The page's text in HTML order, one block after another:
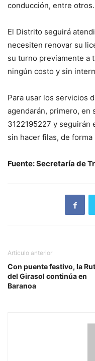
conducción, entre otros.
El Distrito seguirá
necesiten renovar su
su turno previamente a
ningún costo y sin
Para usar los servicios
agendarán, primero, en
3122195227 y seguirán
sin hacer filas, de forma
Fuente: Secretaría de
Artículo anterior
Con puente festivo, la
del Girasol continúa en
Baranoa